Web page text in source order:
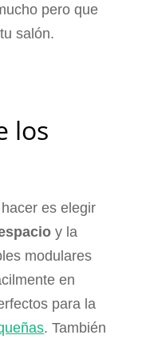
pero que
salón.
los
es elegir
y la
modulares
en
para la
. También